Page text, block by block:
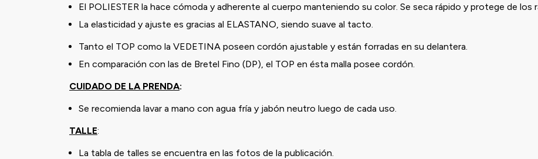
El POLIESTER la hace cómoda y adherente al cuerpo manteniendo su color. Se seca rápido y protege de los
La elasticidad y ajuste es gracias al ELASTANO, siendo suave al tacto.
Tanto el TOP como la VEDETINA poseen cordón ajustable y están forradas en su delantera.
En comparación con las de Bretel Fino (DP), el TOP en ésta malla posee cordón.
CUIDADO DE LA PRENDA:
Se recomienda lavar a mano con agua fría y jabón neutro luego de cada uso.
TALLE:
La tabla de talles se encuentra en las fotos de la publicación.